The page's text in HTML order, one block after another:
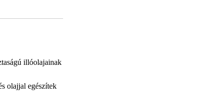
illóolajainak
olajjal egészítek